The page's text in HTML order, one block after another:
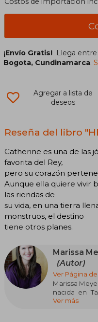
¡Envío Gratis! Llega entre
Bogota, Cundinamarca.
Agregar a lista de
deseos
Reseña del libro
Catherine es una de las
favorita del Rey,
pero su corazón
Aunque ella quiere vivir
las riendas de
su vida, en una tierra
monstruos, el destino
tiene otros planes.
Marissa
(Autor)
Ver Página
Marissa
nacida en
son las
Ver más